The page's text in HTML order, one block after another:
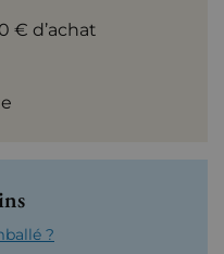
€ d’achat
?